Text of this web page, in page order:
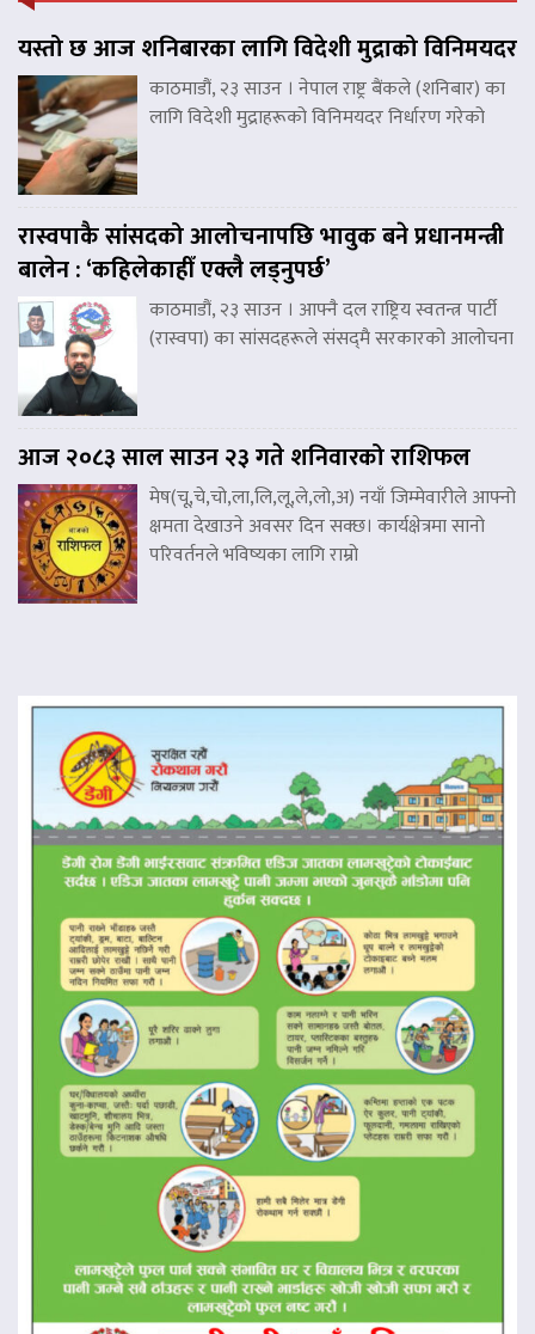
यस्तो छ आज शनिबारका लागि विदेशी मुद्राको विनिमयदर
काठमाडौं, २३ साउन । नेपाल राष्ट्र बैंकले (शनिबार) का
लागि विदेशी मुद्राहरूको विनिमयदर निर्धारण गरेको
रास्वपाकै सांसदको आलोचनापछि भावुक बने प्रधानमन्त्री
बालेन : ‘कहिलेकाहीँ एक्लै लड्नुपर्छ’
काठमाडौं, २३ साउन । आफ्नै दल राष्ट्रिय स्वतन्त्र पार्टी
(रास्वपा) का सांसदहरूले संसद्‌मै सरकारको आलोचना
आज २०८३ साल साउन २३ गते शनिवारको राशिफल
मेष(चू,चे,चो,ला,लि,लू,ले,लो,अ) नयाँ जिम्मेवारीले आफ्नो
क्षमता देखाउने अवसर दिन सक्छ। कार्यक्षेत्रमा सानो
परिवर्तनले भविष्यका लागि राम्रो